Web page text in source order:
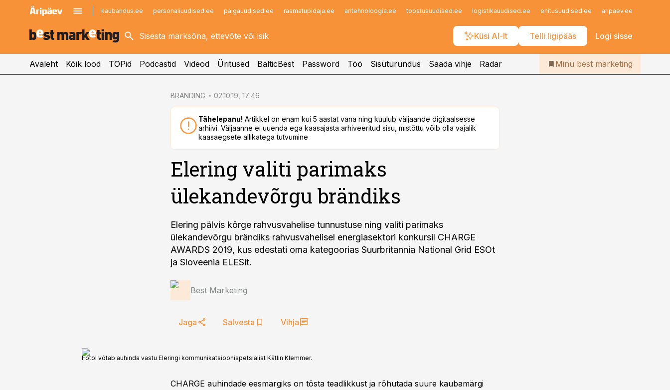
kaubandus.ee personaliuudised.ee palgauudised.ee raamatupidaja.ee aritehnoloogia.ee toostusuudised.ee logistikauudised.ee ehitusuudised.ee aripaev.ee
Küsi AI-lt Telli ligipääs Logi sisse
kinnisvarauudised.ee
logistikauudised.ee
imelineajalugu.ee
Infopank
Iseteenindus
Telli Bestmarketing
Avaleht Kõik lood TOPid Podcastid Videod Üritused BalticBest Password Töö Sisuturundus Saada vihje Radar Minu best marketing
BRÄNDING 02.10.19, 17:46
Tähelepanu! Artikkel on enam kui 5 aastat vana ning kuulub väljaande digitaalsesse
arhiivi. Väljaanne ei uuenda ega kaasajasta arhiveeritud sisu, mistõttu võib olla vajalik
kaasaegsete allikatega tutvumine
Elering valiti parimaks
ülekandevõrgu brändiks
Elering pälvis kõrge rahvusvahelise tunnustuse ning valiti parimaks
ülekandevõrgu brändiks rahvusvahelisel energiasektori konkursil CHARGE
AWARDS 2019, kus edestati oma kategoorias Suurbritannia National Grid ESOt
ja Sloveenia ELESit.
Best Marketing
Jaga Salvesta Vihja
Fotol võtab auhinda vastu Eleringi kommunikatsioonispetsialist Kätlin Klemmer.
CHARGE auhindade eesmärgiks on tõsta teadlikkust ja rõhutada suure kaubamärgi